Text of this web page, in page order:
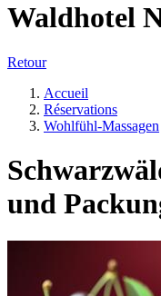
Waldhotel
Retour
Accueil
Réservations
Wohlfühl-Massagen
und